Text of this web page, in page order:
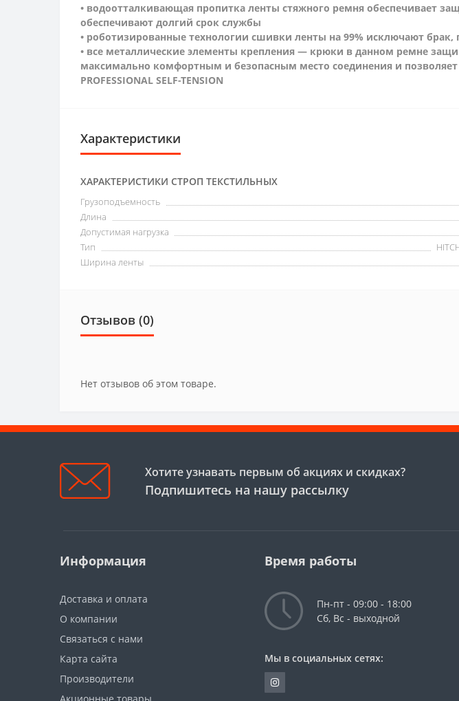
• водоотталкивающая пропитка ленты стяжного ремня обеспечивает
обеспечивают долгий срок службы
• роботизированные технологии сшивки ленты на 99% исключают брак,
• все металлические элементы крепления — крюки в данном ремне
максимально комфортным и безопасным место соединения и
PROFESSIONAL SELF-TENSION
Характеристики
ХАРАКТЕРИСТИКИ СТРОП ТЕКСТИЛЬНЫХ
Грузоподъемность
Длина
Допустимая нагрузка
Тип
Ширина ленты
Отзывов (0)
Нет отзывов об этом товаре.
Хотите узнавать первым об акциях и скидках?
Подпишитесь на нашу рассылку
Информация
Доставка и оплата
О компании
Связаться с нами
Карта сайта
Производители
Время работы
Пн-пт - 09:00 - 18:00
Сб, Вс - выходной
Мы в социальных сетях: